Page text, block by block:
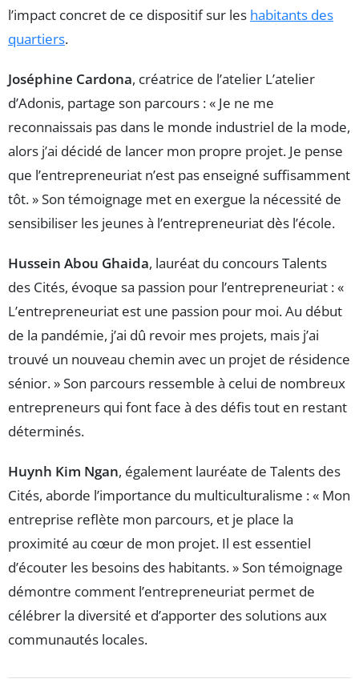
l’impact concret de ce dispositif sur les habitants des
quartiers.
Joséphine Cardona, créatrice de l’atelier L’atelier
d’Adonis, partage son parcours : « Je ne me
reconnaissais pas dans le monde industriel de la mode,
alors j’ai décidé de lancer mon propre projet. Je pense
que l’entrepreneuriat n’est pas enseigné suffisamment
tôt. » Son témoignage met en exergue la nécessité de
sensibiliser les jeunes à l’entrepreneuriat dès l’école.
Hussein Abou Ghaida, lauréat du concours Talents
des Cités, évoque sa passion pour l’entrepreneuriat : «
L’entrepreneuriat est une passion pour moi. Au début
de la pandémie, j’ai dû revoir mes projets, mais j’ai
trouvé un nouveau chemin avec un projet de résidence
sénior. » Son parcours ressemble à celui de nombreux
entrepreneurs qui font face à des défis tout en restant
déterminés.
Huynh Kim Ngan, également lauréate de Talents des
Cités, aborde l’importance du multiculturalisme : « Mon
entreprise reflète mon parcours, et je place la
proximité au cœur de mon projet. Il est essentiel
d’écouter les besoins des habitants. » Son témoignage
démontre comment l’entrepreneuriat permet de
célébrer la diversité et d’apporter des solutions aux
communautés locales.